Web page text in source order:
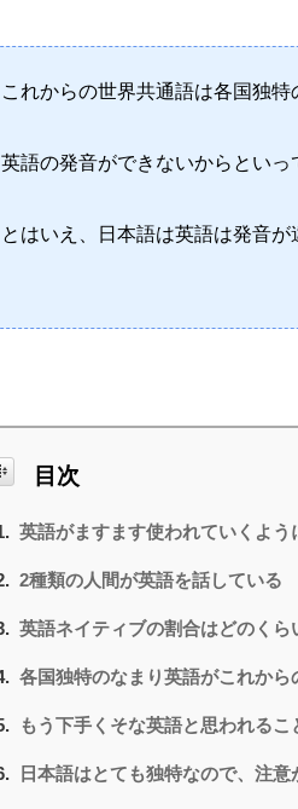
これからの世界共通語は各国独
英語の発音ができないからとい
とはいえ、日本語は英語は発音
目次
英語がますます使われていくよう
2種類の人間が英語を話している
英語ネイティブの割合はどのくら
各国独特のなまり英語がこれから
もう下手くそな英語と思われるこ
日本語はとても独特なので、注意